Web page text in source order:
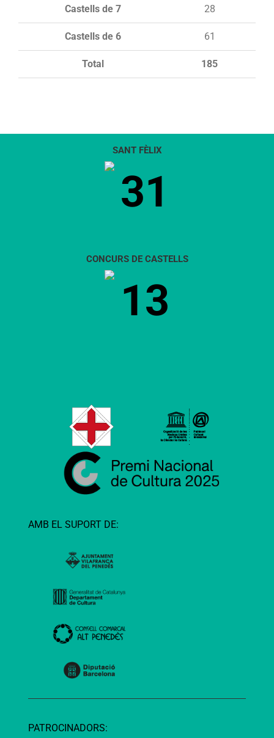
Total 185
Castells de 7 28
Castells de 6 61
SANT FÈLIX
31
CONCURS DE CASTELLS
13
AMB EL SUPORT DE:
PATROCINADORS: